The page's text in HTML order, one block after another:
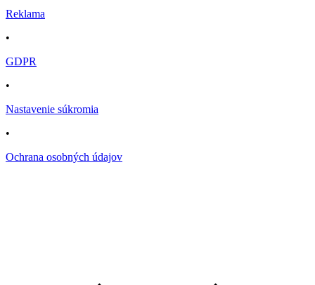
Reklama
•
GDPR
•
Nastavenie súkromia
•
Ochrana osobných údajov